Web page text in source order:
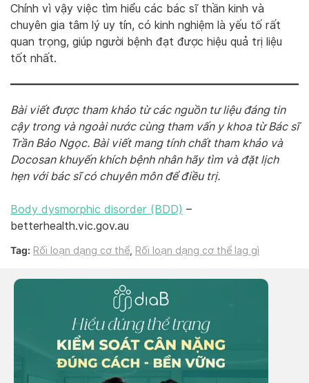
Chính vì vậy việc tìm hiểu các bác sĩ thần kinh và
chuyên gia tâm lý uy tín, có kinh nghiệm là yếu tố rất
quan trọng, giúp người bệnh đạt được hiệu quả trị liệu
tốt nhất.
Bài viết được tham khảo từ các nguồn tư liệu đáng tin
cậy trong và ngoài nước cùng tham vấn y khoa từ Bác sĩ
Trần Bảo Ngọc. Bài viết mang tính chất tham khảo và
Docosan khuyến khích bệnh nhân hãy tìm và đặt lịch
hẹn với bác sĩ có chuyên môn để điều trị.
Body dysmorphic disorder (BDD) –
betterhealth.vic.gov.au
Tag: Rối loạn dạng cơ thể Rối loạn dạng cơ thể lag gì